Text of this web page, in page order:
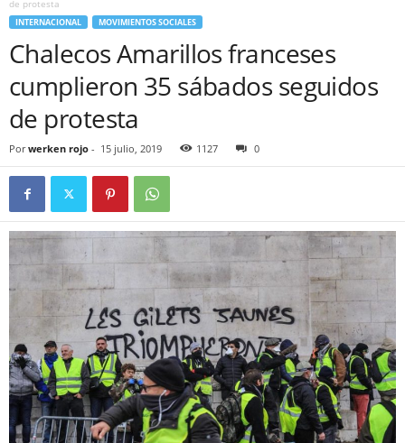
de protesta
INTERNACIONAL MOVIMIENTOS SOCIALES
Chalecos Amarillos franceses
cumplieron 35 sábados seguidos
de protesta
Por werken rojo - 15 julio, 2019 1127 0